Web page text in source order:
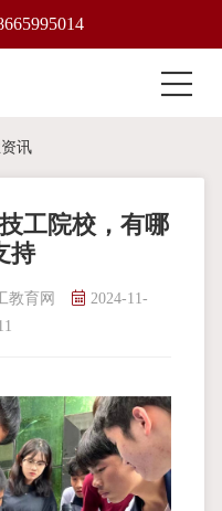
讯
工院校，有哪
持
教育网
2024-11-